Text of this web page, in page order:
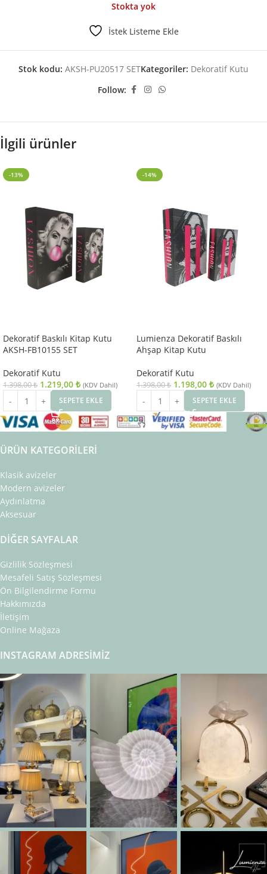
Stokta yok
İstek Listeme Ekle
Stok kodu: AKSH-PU20517 SETKategoriler: Dekoratif Kutu
Follow:
İlgili ürünler
-13%
Dekoratif Baskılı Kitap Kutu
AKSH-FB10155 SET
Dekoratif Kutu
1.398,00₺ 1.219,00 ₺ (KDV Dahil)
SEPETE EKLE
-14%
Lumienza Dekoratif Baskılı
Ahşap Kitap Kutu
Dekoratif Kutu
1.398,00₺ 1.198,00 ₺ (KDV Dahil)
SEPETE EKLE
ÜRÜN KATEGORILERI
Klasik avizeler
Modern avizeler
Aydınlatma
Aksesuar
DIĞER SAYFALAR
Gizlilik Sözleşmesi
Mesafeli Satış Sözleşmesi
Ön Bilgilendirme Formu
Hakkımızda
İletişim
Online Mağaza
INSTAGRAM ADRESIMIZ